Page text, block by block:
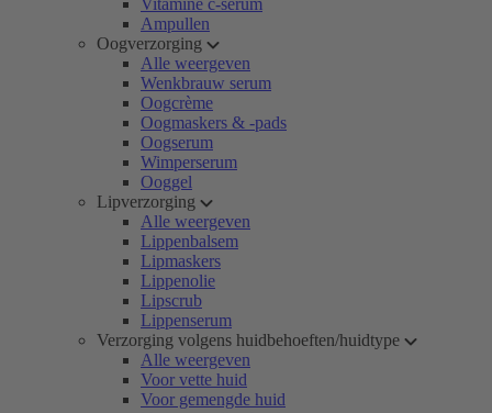
Vitamine c-serum
Ampullen
Oogverzorging
Alle weergeven
Wenkbrauw serum
Oogcrème
Oogmaskers & -pads
Oogserum
Wimperserum
Ooggel
Lipverzorging
Alle weergeven
Lippenbalsem
Lipmaskers
Lippenolie
Lipscrub
Lippenserum
Verzorging volgens huidbehoeften/huidtype
Alle weergeven
Voor vette huid
Voor gemengde huid